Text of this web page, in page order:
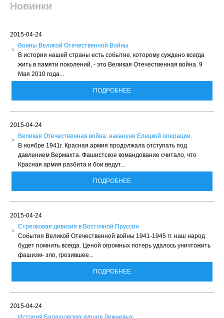
Новинки
2015-04-24
Воины Великой Отечественной Войны
В истории нашей страны есть событие, которому суждено всегда
жить в памяти поколений, - это Великая Отечественная война. 9
Мая 2010 года...
ПОДРОБНЕЕ
2015-04-24
Великая Отечественная война: накануне Елецкой операции.
В ноябре 1941г. Красная армия продолжала отступать под
давлением Вермахта. Фашистское командование считало, что
Красная армия разбита и бои ведут...
ПОДРОБНЕЕ
2015-04-24
Стрелковая дивизия в Восточной Пруссии
События Великой Отечественной войны 1941-1945 гг. наш народ
будет помнить всегда. Ценой огромных потерь удалось уничтожить
фашизм- зло, грозившее...
ПОДРОБНЕЕ
2015-04-24